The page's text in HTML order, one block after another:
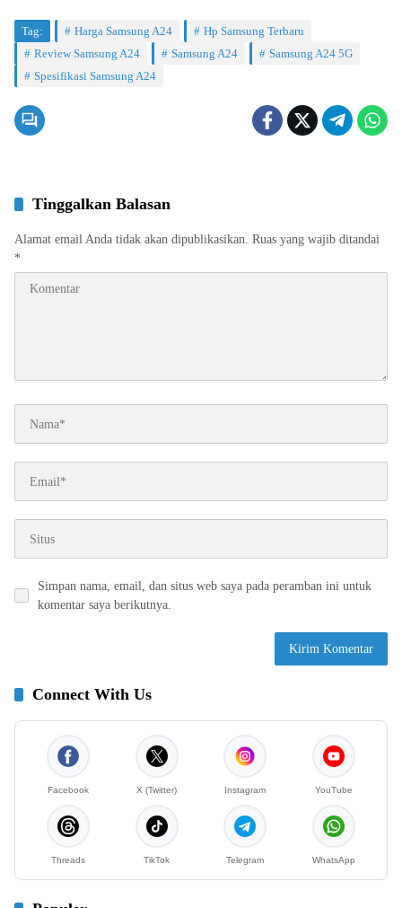
Tag: Harga Samsung A24
Hp Samsung Terbaru
Review Samsung A24
Samsung A24
Samsung A24 5G
Spesifikasi Samsung A24
Tinggalkan Balasan
Alamat email Anda tidak akan dipublikasikan. Ruas yang wajib ditandai
*
Simpan nama, email, dan situs web saya pada peramban ini untuk
komentar saya berikutnya.
Connect With Us
Facebook X (Twitter) Instagram YouTube
Threads TikTok Telegram WhatsApp